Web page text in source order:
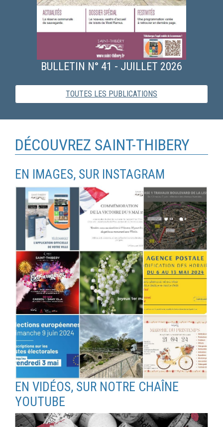
BULLETIN N° 41 - JUILLET 2026
TOUTES LES PUBLICATIONS
DÉCOUVREZ SAINT-THIBERY
EN IMAGES, SUR INSTAGRAM
EN VIDÉOS, SUR NOTRE CHAÎNE
YOUTUBE